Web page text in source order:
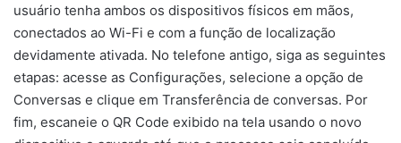
usuário tenha ambos os dispositivos físicos em mãos,
conectados ao Wi-Fi e com a função de localização
devidamente ativada. No telefone antigo, siga as seguintes
etapas: acesse as Configurações, selecione a opção de
Conversas e clique em Transferência de conversas. Por
fim, escaneie o QR Code exibido na tela usando o novo